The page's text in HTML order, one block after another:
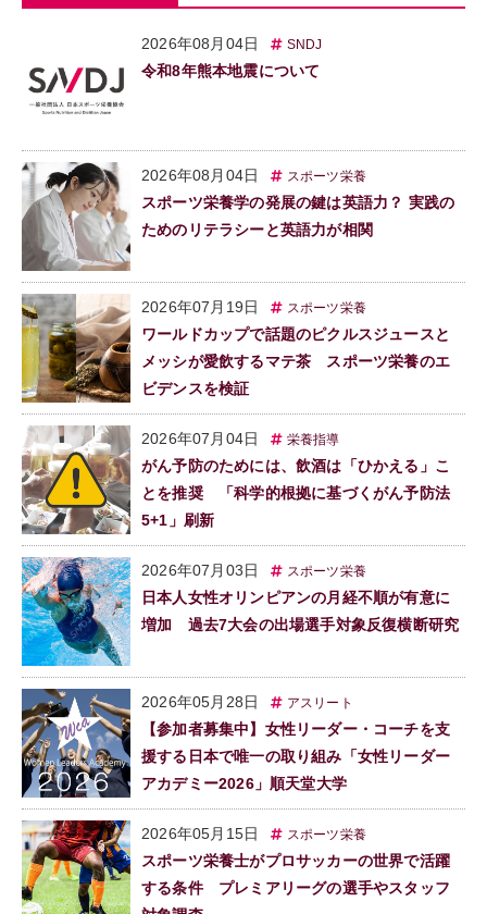
2026年08月04日 SNDJ
令和8年熊本地震について
2026年08月04日 スポーツ栄養
スポーツ栄養学の発展の鍵は英語力？ 実践の
ためのリテラシーと英語力が相関
2026年07月19日 スポーツ栄養
ワールドカップで話題のピクルスジュースと
メッシが愛飲するマテ茶 スポーツ栄養のエ
ビデンスを検証
2026年07月04日 栄養指導
がん予防のためには、飲酒は「ひかえる」こ
とを推奨 「科学的根拠に基づくがん予防法
5+1」刷新
2026年07月03日 スポーツ栄養
日本人女性オリンピアンの月経不順が有意に
増加 過去7大会の出場選手対象反復横断研究
2026年05月28日 アスリート
【参加者募集中】女性リーダー・コーチを支
援する日本で唯一の取り組み「女性リーダー
アカデミー2026」順天堂大学
2026年05月15日 スポーツ栄養
スポーツ栄養士がプロサッカーの世界で活躍
する条件 プレミアリーグの選手やスタッフ